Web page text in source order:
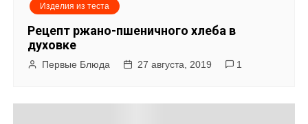
Изделия из теста
Рецепт ржано-пшеничного хлеба в
духовке
Первые Блюда 27 августа, 2019 1